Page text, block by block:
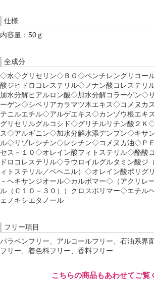
仕様
内容量：50ｇ
全成分
◇水◇グリセリン◇ＢＧ◇ペンチレングリコー
酸ジヒドロコレステリル◇ノナン酸コレステ
加水分解ヒアルロン酸◇加水分解コラーゲン◇
ーゲン◇シベリアカラマツ木エキス◇コメヌカ
テニルエチル◇アルゲエキス◇カンゾウ根エキ
グリセリルグルコシド◇グリチルリチン酸２Ｋ
ス◇アルギニン◇加水分解水添デンプン◇キサ
ル◇リゾレシチン◇レシチン◇コメヌカ油◇Ｐ
セス－１０◇オレイン酸フィトステリル◇酪酸
ドロコレステリル◇ラウロイルグルタミン酸ジ
ィトステリル／ベヘニル）◇オレイン酸ポリグ
－ヘキサンジオール◇カルボマー◇（アクリレ
ル（Ｃ１０－３０））クロスポリマー◇エチル
ェノキシエタノール
フリー項目
パラベンフリー、アルコールフリー、石油系界
フリー、着色料フリー、香料フリー
こちらの商品もあわせてご覧